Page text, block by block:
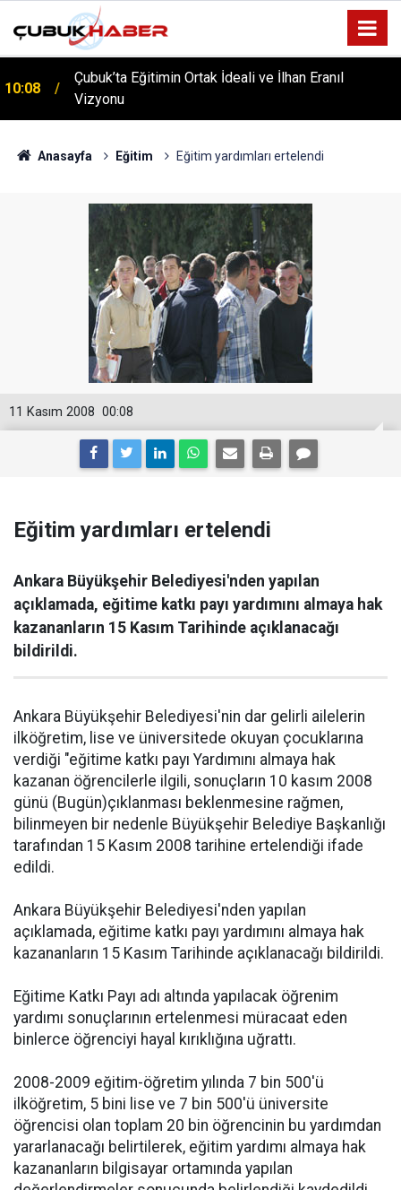
10:08
Çubuk’ta Eğitimin Ortak İdeali ve İlhan Eranıl
Vizyonu
ÇUBUK’TA ‘YAZA MERHABA’ COŞKUSU: Kursiyerler
Gönüllerince Eğlendi!
Anasayfa Eğitim Eğitim yardımları ertelendi
00:08
11 Kasım 2008
Eğitim yardımları ertelendi
Ankara Büyükşehir Belediyesi'nden yapılan
açıklamada, eğitime katkı payı yardımını almaya hak
kazananların 15 Kasım Tarihinde açıklanacağı
bildirildi.
Ankara Büyükşehir Belediyesi'nin dar gelirli ailelerin
ilköğretim, lise ve üniversitede okuyan çocuklarına
verdiği "eğitime katkı payı Yardımını almaya hak
kazanan öğrencilerle ilgili, sonuçların 10 kasım 2008
günü (Bugün)çıklanması beklenmesine rağmen,
bilinmeyen bir nedenle Büyükşehir Belediye Başkanlığı
tarafından 15 Kasım 2008 tarihine ertelendiği ifade
edildi.
Ankara Büyükşehir Belediyesi'nden yapılan
açıklamada, eğitime katkı payı yardımını almaya hak
kazananların 15 Kasım Tarihinde açıklanacağı bildirildi.
Eğitime Katkı Payı adı altında yapılacak öğrenim
yardımı sonuçlarının ertelenmesi müracaat eden
binlerce öğrenciyi hayal kırıklığına uğrattı.
2008-2009 eğitim-öğretim yılında 7 bin 500'ü
ilköğretim, 5 bini lise ve 7 bin 500'ü üniversite
öğrencisi olan toplam 20 bin öğrencinin bu yardımdan
yararlanacağı belirtilerek, eğitim yardımı almaya hak
kazananların bilgisayar ortamında yapılan